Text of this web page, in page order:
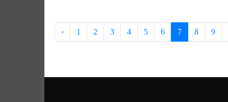
‹ 1 2 3 4 5 6 7 8 9